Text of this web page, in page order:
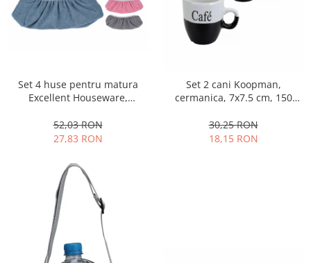
Set 4 huse pentru matura
Excellent Houseware,
multicolor
52,03 RON
27,83 RON
Set 2 cani Koopman,
cermanica, 7x7.5 cm, 150
30,25 RON
18,15 RON